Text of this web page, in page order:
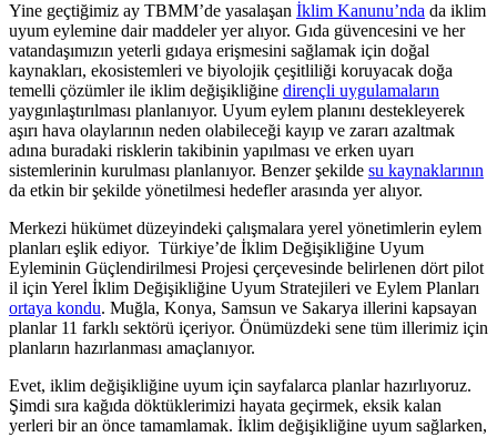
Yine geçtiğimiz ay TBMM’de yasalaşan İklim Kanunu’nda da iklim
uyum eylemine dair maddeler yer alıyor. Gıda güvencesini ve her
vatandaşımızın yeterli gıdaya erişmesini sağlamak için doğal
kaynakları, ekosistemleri ve biyolojik çeşitliliği koruyacak doğa
temelli çözümler ile iklim değişikliğine dirençli uygulamaların
yaygınlaştırılması planlanıyor. Uyum eylem planını destekleyerek
aşırı hava olaylarının neden olabileceği kayıp ve zararı azaltmak
adına buradaki risklerin takibinin yapılması ve erken uyarı
sistemlerinin kurulması planlanıyor. Benzer şekilde su kaynaklarının
da etkin bir şekilde yönetilmesi hedefler arasında yer alıyor.
Merkezi hükümet düzeyindeki çalışmalara yerel yönetimlerin eylem
planları eşlik ediyor. Türkiye’de İklim Değişikliğine Uyum
Eyleminin Güçlendirilmesi Projesi çerçevesinde belirlenen dört pilot
il için Yerel İklim Değişikliğine Uyum Stratejileri ve Eylem Planları
ortaya kondu. Muğla, Konya, Samsun ve Sakarya illerini kapsayan
planlar 11 farklı sektörü içeriyor. Önümüzdeki sene tüm illerimiz için
planların hazırlanması amaçlanıyor.
Evet, iklim değişikliğine uyum için sayfalarca planlar hazırlıyoruz.
Şimdi sıra kağıda döktüklerimizi hayata geçirmek, eksik kalan
yerleri bir an önce tamamlamak. İklim değişikliğine uyum sağlarken,